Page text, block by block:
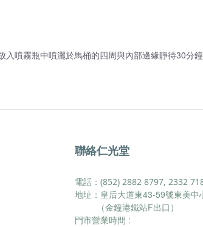
噴霧瓶中噴灑於馬桶的四周與內部邊緣靜待30分
聯絡仁光堂
電話：(852) 2882 8797, 2332
地址：皇后大道東43-59號東美中
（金鐘港鐵站F出口）
門市營業時間 :